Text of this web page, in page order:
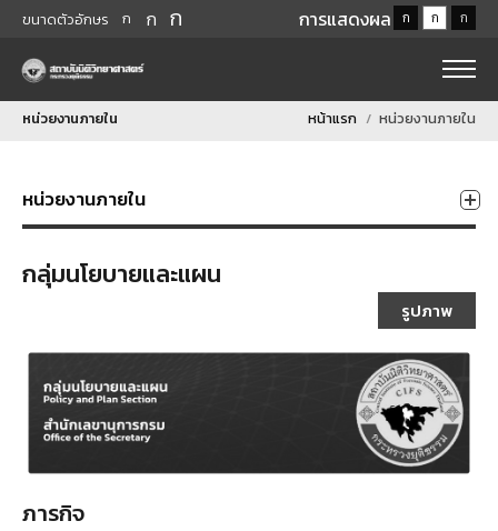
ขนาดตัวอักษร ก ก ก การแสดงผล ก ก ก
หน่วยงานภายใน หน้าแรก หน่วยงานภายใน
หน่วยงานภายใน
กลุ่มนโยบายและแผน
รูปภาพ
ภารกิจ